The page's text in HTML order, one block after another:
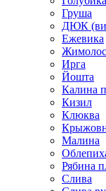
Груша
ДЮК
Ежевика
Ирга
Йошта
Калина
Кизил
Клюква
Малина
Рябина
Слива